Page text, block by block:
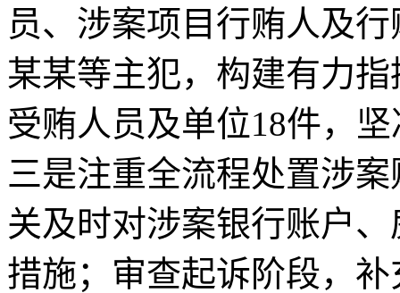
员、涉案项目行贿人及
某某等主犯，构建有力
受贿人员及单位18件，
三是注重全流程处置涉
关及时对涉案银行账户
措施；审查起诉阶段，